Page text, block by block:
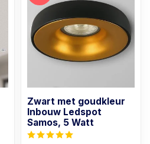
Zwart met goudkleur
Inbouw Ledspot
Samos, 5 Watt